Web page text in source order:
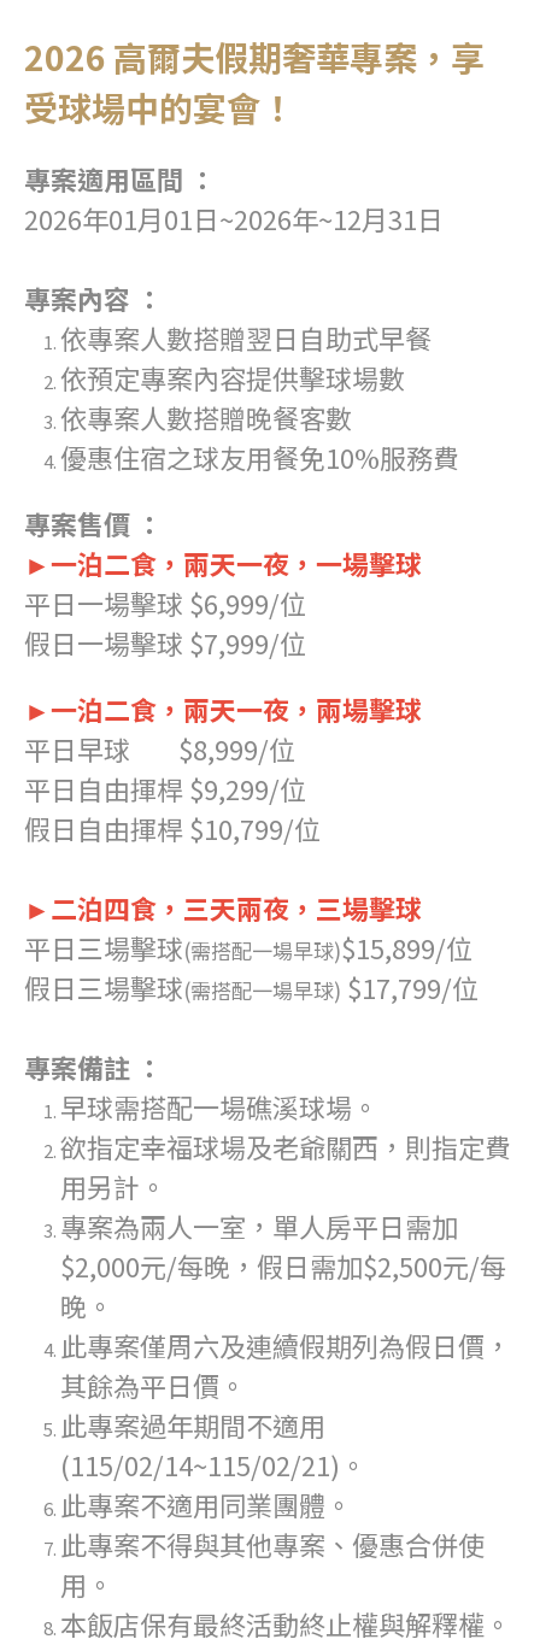
2026 高爾夫假期奢華專案，享
受球場中的宴會！
專案適用區間 ：
2026年01月01日~2026年~12月31日
專案內容 ：
依專案人數搭贈翌日自助式早餐
依預定專案內容提供擊球場數
依專案人數搭贈晚餐客數
優惠住宿之球友用餐免10%服務費
專案售價 ：
►一泊二食，兩天一夜，一場擊球
平日一場擊球 $6,999/位
假日一場擊球 $7,999/位
►一泊二食，兩天一夜，兩場擊球
平日早球 $8,999/位
平日自由揮桿 $9,299/位
假日自由揮桿 $10,799/位
►二泊四食，三天兩夜，三場擊球
平日三場擊球(需搭配一場早球)$15,899/位
假日三場擊球(需搭配一場早球) $17,799/位
專案備註 ：
早球需搭配一場礁溪球場。
欲指定幸福球場及老爺關西，則指定費
用另計。
專案為兩人一室，單人房平日需加
$2,000元/每晚，假日需加$2,500元/每
晚。
此專案僅周六及連續假期列為假日價，
其餘為平日價。
此專案過年期間不適用
(115/02/14~115/02/21)。
此專案不適用同業團體。
此專案不得與其他專案、優惠合併使
用。
本飯店保有最終活動終止權與解釋權。